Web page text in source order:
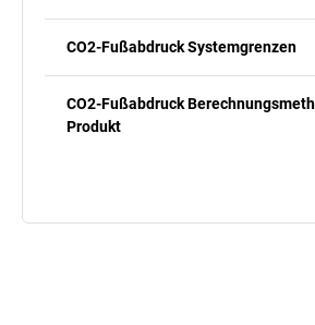
CO2-Fußabdruck Systemgrenzen
CO2-Fußabdruck
Produkt